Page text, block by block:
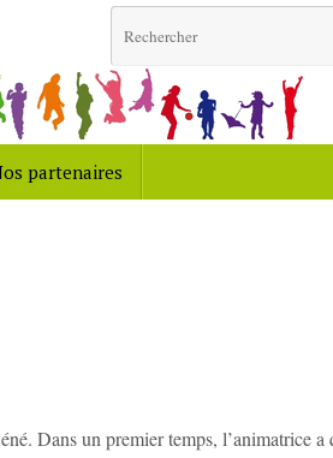
partenaires
Dans un premier temps, l’animatrice a